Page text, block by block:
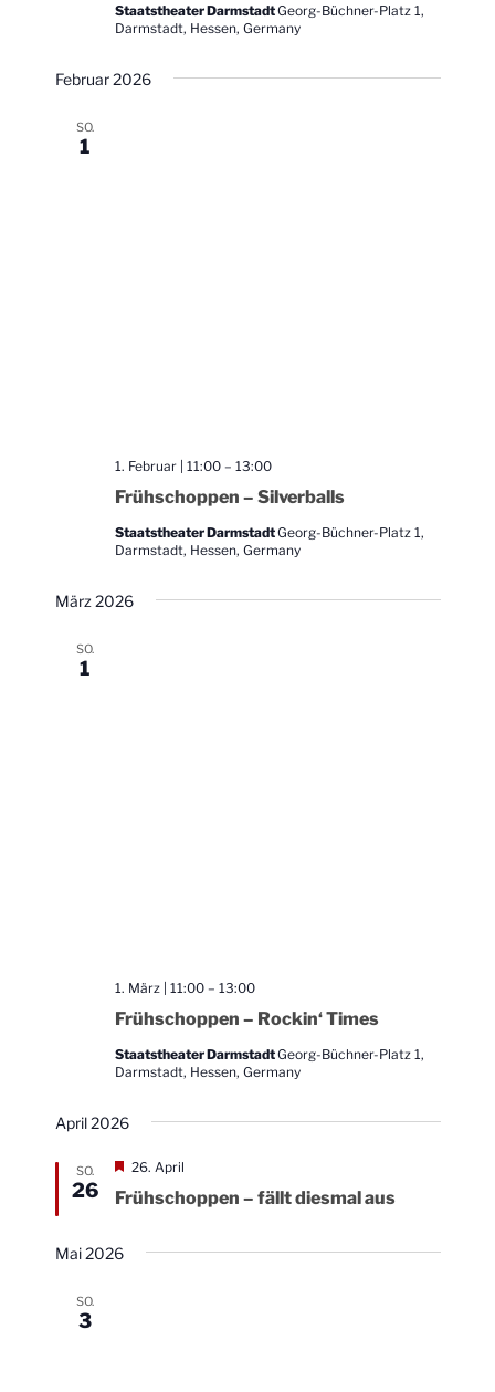
Staatstheater DarmstadtGeorg-Büchner-Platz 1,
Darmstadt, Hessen, Germany
Februar 2026
SO.
1
Frühschoppen – Silverballs
1. Februar | 11:00– 13:00
Staatstheater DarmstadtGeorg-Büchner-Platz 1,
Darmstadt, Hessen, Germany
März 2026
SO.
1
Frühschoppen – Rockin‘ Times
1. März | 11:00– 13:00
Staatstheater DarmstadtGeorg-Büchner-Platz 1,
Darmstadt, Hessen, Germany
April 2026
SO.
26 Frühschoppen – fällt diesmal aus
W
c
26. April
Mai 2026
SO.
3